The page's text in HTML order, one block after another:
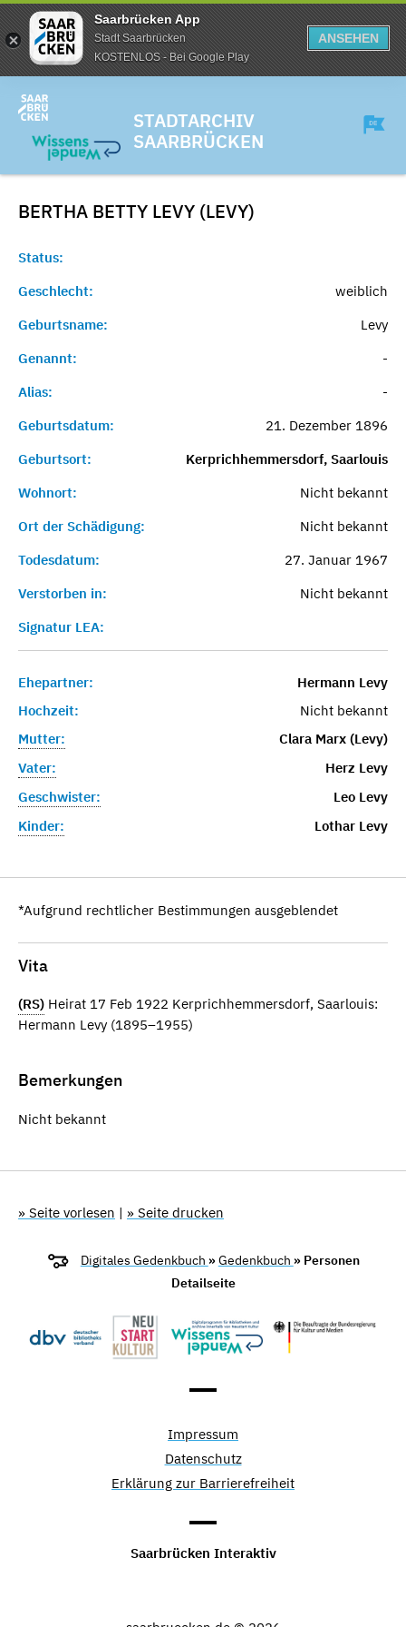
Saarbrücken App
Stadt Saarbrücken
KOSTENLOS - Bei Google Play
ANSEHEN
STADTARCHIV
SAARBRÜCKEN
BERTHA BETTY LEVY (LEVY)
Status:
Geschlecht:
weiblich
Geburtsname:
Levy
Genannt:
-
Alias:
-
Geburtsdatum:
21. Dezember 1896
Geburtsort:
Kerprichhemmersdorf, Saarlouis
Wohnort:
Nicht bekannt
Ort der Schädigung:
Nicht bekannt
Todesdatum:
27. Januar 1967
Verstorben in:
Nicht bekannt
Signatur LEA:
Ehepartner:
Hermann Levy
Hochzeit:
Nicht bekannt
Mutter:
Clara Marx (Levy)
Vater:
Herz Levy
Geschwister:
Leo Levy
Kinder:
Lothar Levy
*Aufgrund rechtlicher Bestimmungen ausgeblendet
Vita
(RS) Heirat 17 Feb 1922 Kerprichhemmersdorf, Saarlouis:
Hermann Levy (1895–1955)
Bemerkungen
Nicht bekannt
» Seite vorlesen | » Seite drucken
Digitales Gedenkbuch »Gedenkbuch » Personen
Detailseite
Impressum
Datenschutz
Erklärung zur Barrierefreiheit
Saarbrücken Interaktiv